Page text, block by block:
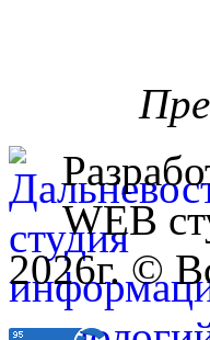
WEB
2026г. ©